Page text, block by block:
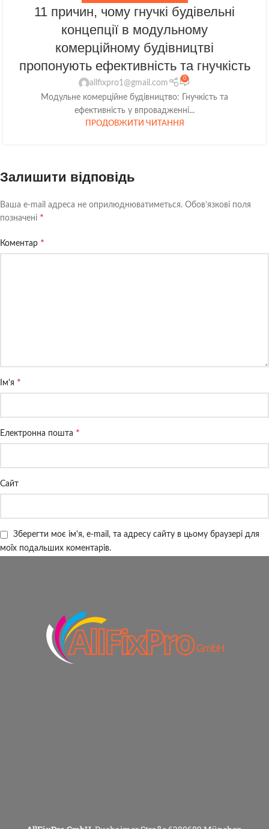
11 причин, чому гнучкі будівельні
концепції в модульному
комерційному будівництві
пропонують ефективність та гнучкість
allfixpro1@gmail.com
0
Модульне комерційне будівництво: Гнучкість та
ефективність у впровадженні...
ПРОДОВЖИТИ ЧИТАННЯ
Залишити відповідь
Ваша e-mail адреса не оприлюднюватиметься. Обов’язкові поля
позначені *
Коментар *
Ім'я *
Електронна пошта *
Сайт
Зберегти моє ім'я, e-mail, та адресу сайту в цьому браузері для
моїх подальших коментарів.